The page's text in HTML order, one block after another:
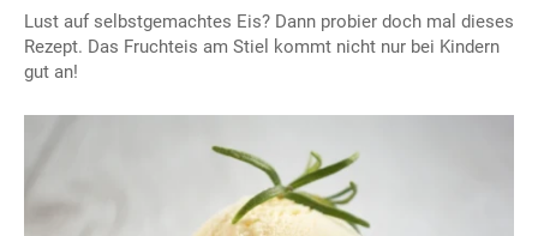
Lust auf selbstgemachtes Eis? Dann probier doch mal dieses
Rezept. Das Fruchteis am Stiel kommt nicht nur bei Kindern
gut an!